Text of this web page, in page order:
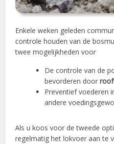
Enkele weken geleden
controle houden van de
twee mogelijkheden voor
De controle van de
bevorderen door
Preventief voederen
andere
Als u koos voor de tweede
regelmatig het lokvoer aan te